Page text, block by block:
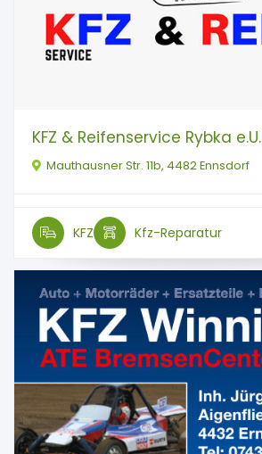
KFZ & Reifenservice Rybka e.U.
Mauthausner Str. 11b, 4482 Ennsdorf
KFZ Kfz-Reparatur